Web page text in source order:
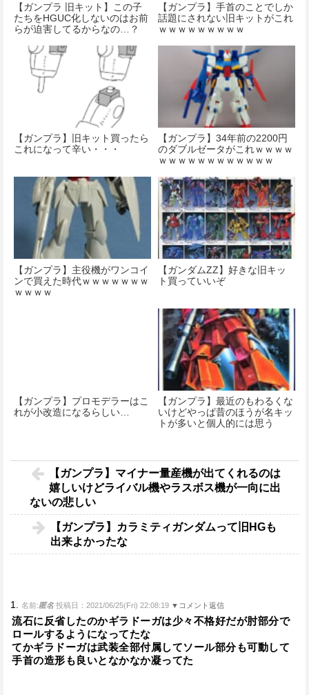
【ガンプラ 旧キット】この子
たちをHGUC化しないのはお前
らが迫害してるからなの…？
【ガンプラ】手首のことでしか
話題にされない旧キットがこれ
ｗｗｗｗｗｗｗｗｗ
【ガンプラ】旧キット買ったら
これになって辛い・・・
【ガンプラ】34年前の2200円
のダブルゼータがこれｗｗｗｗ
ｗｗｗｗｗｗｗｗｗｗｗｗ
【ガンプラ】主役機がワンコイ
ンで買えた時代ｗｗｗｗｗｗｗ
ｗｗｗｗ
【ガンダムZZ】好きな旧キッ
ト買っていいぞ
【ガンプラ】プロモデラーはこ
れが小改造になるらしい…
【ガンプラ】最近のもわるくな
いけどやっぱ昔のほうが名キッ
トが多いと個人的には思う
【ガンプラ】マイナー量産機が出てくれるのは
嬉しいけどライバル機やラスボス機が一向に出
ないの悲しい
【ガンプラ】カラミティガンダムって旧HGも
出来よかったな
1. 名前:匿名 投稿日：2021/06/25(Fri) 22:08:19 ▼コメント返信
流石に反省したのかギラドーガは少々不格好だが肘部分で
ロールするようになってたな
てかギラドーガは武装全部付属してソール部分も可動して
手首の造形も良いとなかなか凝ってた